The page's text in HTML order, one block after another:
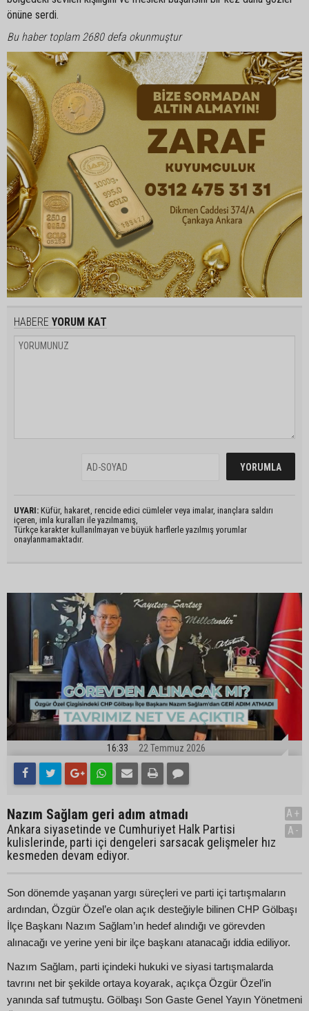
önüne serdi.
Bu haber toplam 2680 defa okunmuştur
HABERE YORUM KAT
UYARI: Küfür, hakaret, rencide edici cümleler veya imalar, inançlara saldırı
içeren, imla kuralları ile yazılmamış,
Türkçe karakter kullanılmayan ve büyük harflerle yazılmış yorumlar
onaylanmamaktadır.
16:33 22 Temmuz 2026
Nazım Sağlam geri adım atmadı
Ankara siyasetinde ve Cumhuriyet Halk Partisi
kulislerinde, parti içi dengeleri sarsacak gelişmeler hız
kesmeden devam ediyor.
A+
A-
Son dönemde yaşanan yargı süreçleri ve parti içi tartışmaların
ardından, Özgür Özel’e olan açık desteğiyle bilinen CHP Gölbaşı
İlçe Başkanı Nazım Sağlam’ın hedef alındığı ve görevden
alınacağı ve yerine yeni bir ilçe başkanı atanacağı iddia ediliyor.
Nazım Sağlam, parti içindeki hukuki ve siyasi tartışmalarda
tavrını net bir şekilde ortaya koyarak, açıkça Özgür Özel’in
yanında saf tutmuştu. Gölbaşı Son Gaste Genel Yayın Yönetmeni